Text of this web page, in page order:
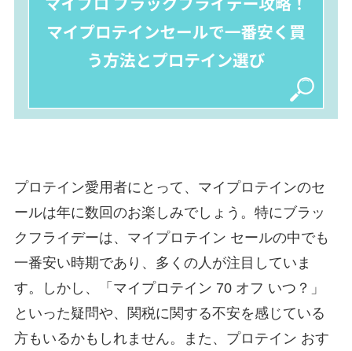
プロテイン愛用者にとって、マイプロテインのセ
ールは年に数回のお楽しみでしょう。特にブラッ
クフライデーは、マイプロテイン セールの中でも
一番安い時期であり、多くの人が注目していま
す。しかし、「マイプロテイン 70 オフ いつ？」
といった疑問や、関税に関する不安を感じている
方もいるかもしれません。また、プロテイン おす